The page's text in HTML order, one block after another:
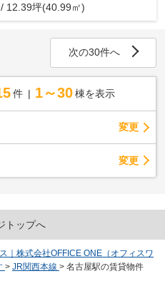
12.39坪(40.99㎡)
次の30件へ
件 1～30 棟を表示
変更
変更
トップへ
｜株式会社OFFICE ONE（オフィスワ
> JR関西本線 > 名古屋駅の賃貸物件